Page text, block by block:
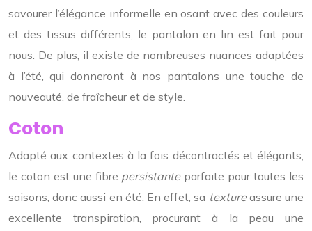
savourer l’élégance informelle en osant avec des couleurs
et des tissus différents, le pantalon en lin est fait pour
nous. De plus, il existe de nombreuses nuances adaptées
à l’été, qui donneront à nos pantalons une touche de
nouveauté, de fraîcheur et de style.
Coton
Adapté aux contextes à la fois décontractés et élégants,
le coton est une fibre persistanteparfaite pour toutes les
saisons, donc aussi en été. En effet, sa textureassure une
excellente transpiration, procurant à la peau une